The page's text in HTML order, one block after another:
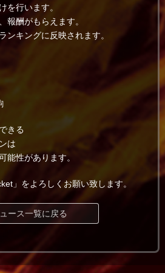
を行います。
報酬がもらえます。
キングに反映されます。
きる
は
性があります。
」をよろしくお願い致します。
ース一覧に戻る